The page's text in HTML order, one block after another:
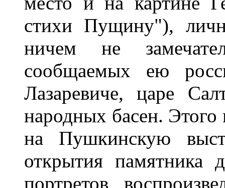
стихи Пущину"),
ничем не
сообщаемых ею
Лазаревиче, царе
народных басен.
на Пушкинскую
открытия
портретов